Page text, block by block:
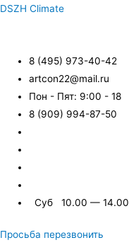
DSZH Climate
8 (495) 973-40-42
artcon22@mail.ru
Пон - Пят: 9:00 - 18
8 (909) 994-87-50
Суб 10.00 — 14.00
Просьба перезвонить